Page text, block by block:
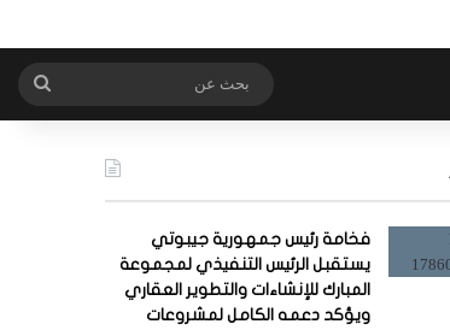
بحث
عن
فخامة رئيس جمهورية جيبوتي
يستقبل الرئيس التنفيذي لمجموعة
المبارك للإنشاءات والتطوير العقاري
ويؤكد دعمه الكامل لمشروعات